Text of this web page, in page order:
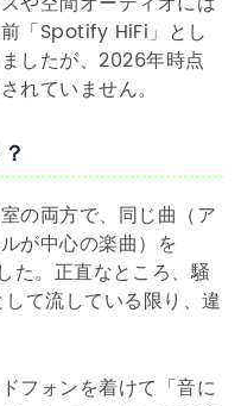
「Spotify HiFi」とし
したが、2026年時点
れていません。
の両方で、同じ曲（ア
が中心の楽曲）を
た。正直なところ、騒
て流している限り、違
フォンを着けて「音に